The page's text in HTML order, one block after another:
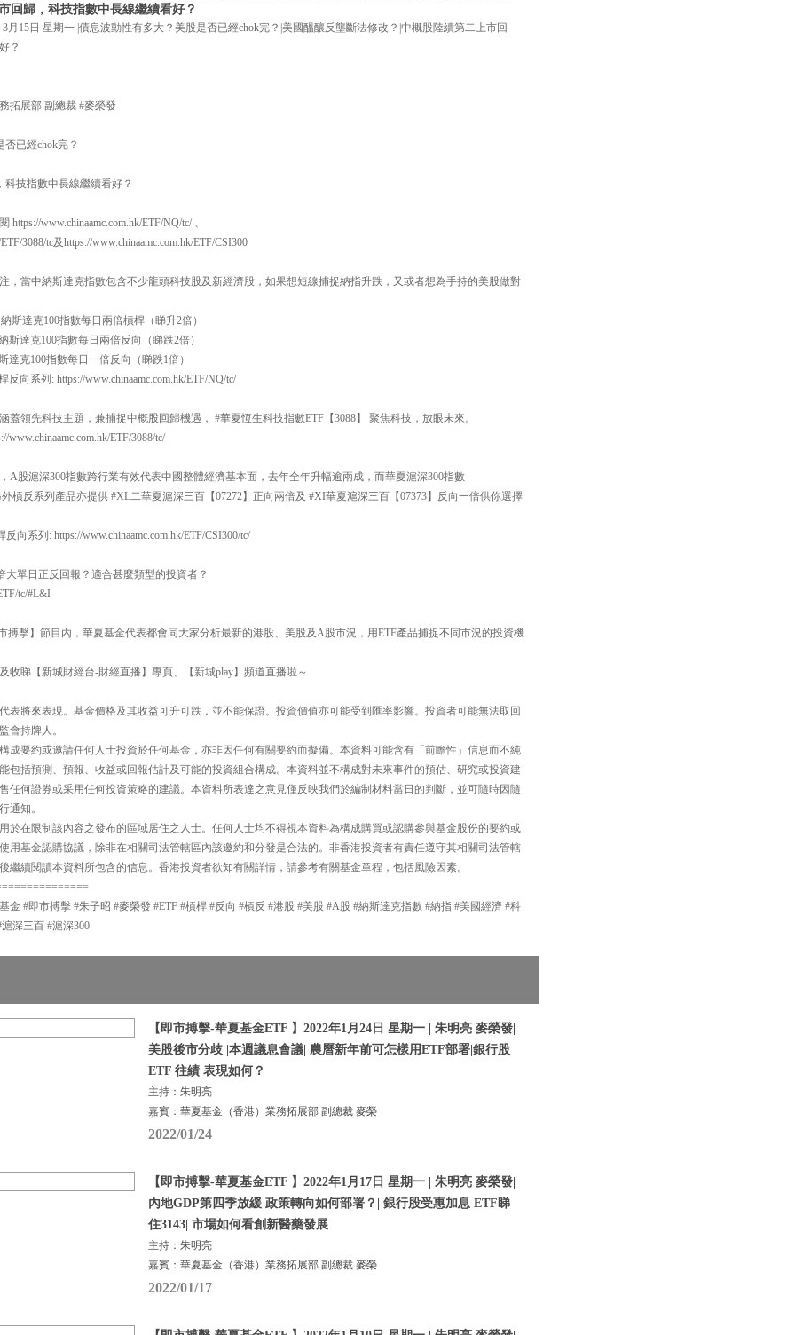
回歸，科技指數中長線繼續看好？
月15日 星期一 |債息波動性有多大？美股是否已經chok完？|美國醞釀反壟斷法修改？|中概股陸續第二上市回
？
拓展部 副總裁 #麥榮發
已經chok完？
技指數中長線繼續看好？
www.chinaamc.com.hk/ETF/NQ/tc/ 、
3088/tc及https://www.chinaamc.com.hk/ETF/CSI300
，當中納斯達克指數包含不少龍頭科技股及新經濟股，如果想短線捕捉納指升跌，又或者想為手持的美股做對
斯達克100指數每日兩倍槓桿（睇升2倍）
斯達克100指數每日兩倍反向（睇跌2倍）
達克100指數每日一倍反向（睇跌1倍）
反向系列: https://www.chinaamc.com.hk/ETF/NQ/tc/
蓋領先科技主題，兼捕捉中概股回歸機遇， #華夏恆生科技指數ETF【3088】 聚焦科技，放眼未來。
ETF/3088/tc/
A股滬深300指數跨行業有效代表中國整體經濟基本面，去年全年升幅逾兩成，而華夏滬深300指數
槓反系列產品亦提供 #XL二華夏滬深三百【07272】正向兩倍及 #XI華夏滬深三百【07373】反向一倍供你選擇
向系列: https://www.chinaamc.com.hk/ETF/CSI300/tc/
大單日正反回報？適合甚麼類型的投資者？
tc/#L&I
搏擊】節目內，華夏基金代表都會同大家分析最新的港股、美股及A股市況，用ETF產品捕捉不同市況的投資機
收睇【新城財經台-財經直播】專頁、【新城play】頻道直播啦～
表將來表現。基金價格及其收益可升可跌，並不能保證。投資價值亦可能受到匯率影響。投資者可能無法取回
會持牌人。
成要約或邀請任何人士投資於任何基金，亦非因任何有關要約而擬備。本資料可能含有「前瞻性」信息而不純
包括預測、預報、收益或回報估計及可能的投資組合構成。本資料並不構成對未來事件的預估、研究或投資建
任何證券或采用任何投資策略的建議。本資料所表達之意見僅反映我們於編制材料當日的判斷，並可隨時因隨
通知。
於在限制該內容之發布的區域居住之人士。任何人士均不得視本資料為構成購買或認購參與基金股份的要約或
用基金認購協議，除非在相關司法管轄區內該邀約和分發是合法的。非香港投資者有責任遵守其相關司法管轄
繼續閱讀本資料所包含的信息。香港投資者欲知有關詳情，請參考有關基金章程，包括風險因素。
金 #即市搏擊 #朱子昭 #麥榮發 #ETF #槓桿 #反向 #槓反 #港股 #美股 #A股 #納斯達克指數 #納指 #美國經濟 #科
深三百 #滬深300
【即市搏擊-華夏基金ETF 】2022年1月24日 星期一 | 朱明亮 麥榮發|
美股後市分歧 |本週議息會議| 農曆新年前可怎樣用ETF部署|銀行股
ETF 往績 表現如何？
主持：朱明亮
嘉賓：華夏基金（香港）業務拓展部 副總裁 麥榮
2022/01/24
【即市搏擊-華夏基金ETF 】2022年1月17日 星期一 | 朱明亮 麥榮發|
內地GDP第四季放緩 政策轉向如何部署？| 銀行股受惠加息 ETF睇
住3143| 市場如何看創新醫藥發展
主持：朱明亮
嘉賓：華夏基金（香港）業務拓展部 副總裁 麥榮
2022/01/17